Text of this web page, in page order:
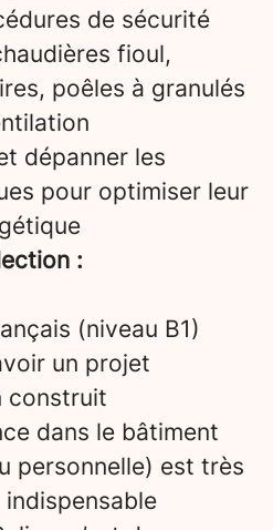
de sécurité
fioul,
poêles à granulés
dépanner les
pour optimiser leur
:
(niveau B1)
un projet
construit
dans le bâtiment
personnelle) est très